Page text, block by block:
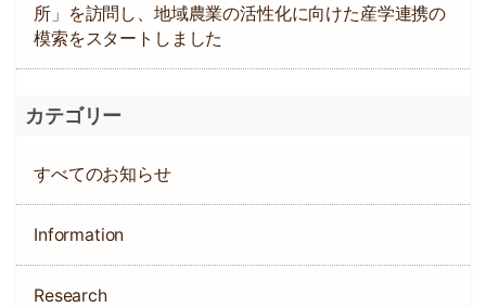
所」を訪問し、地域農業の活性化に向けた産学連携の
模索をスタートしました
カテゴリー
すべてのお知らせ
Information
Research